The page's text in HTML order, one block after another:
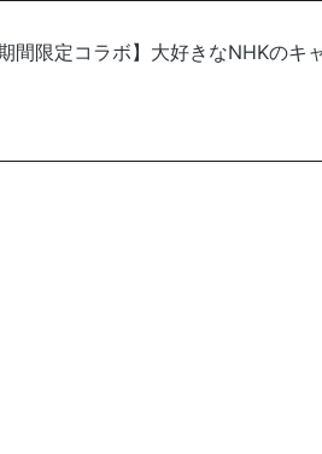
間限定コラボ】大好きなNHKの